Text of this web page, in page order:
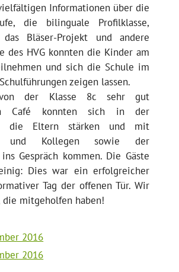
Informationen über die
die bilinguale Profilklasse,
das Bläser-Projekt und andere
des HVG konnten die Kinder am
und sich die Schule im
zeigen lassen.
der Klasse 8c sehr gut
Café konnten sich in der
die Eltern stärken und mit
und Kollegen sowie der
Gespräch kommen. Die Gäste
Dies war ein erfolgreicher
Tag der offenen Tür. Wir
die mitgeholfen haben!
2016
2016